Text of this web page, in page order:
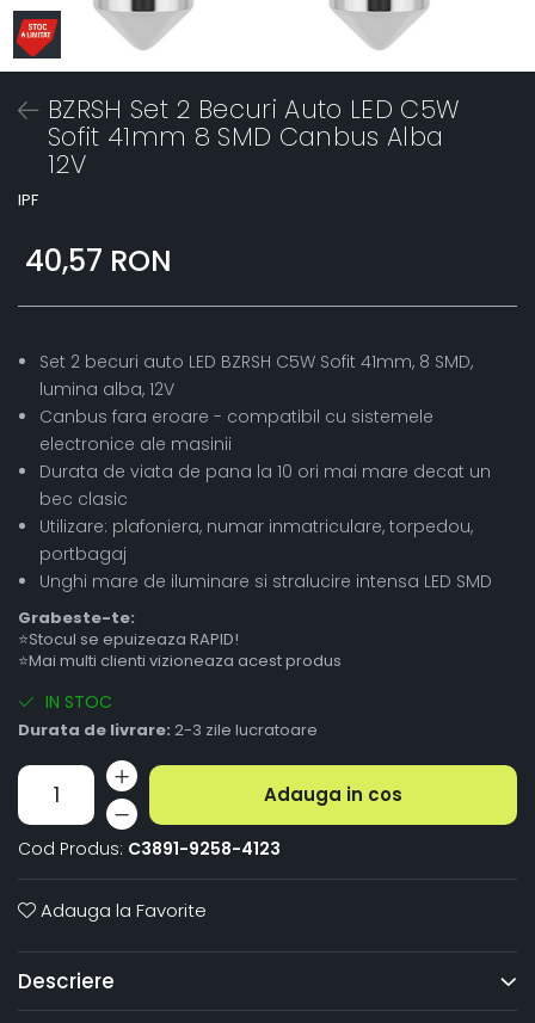
BZRSH Set 2 Becuri Auto LED C5W
Sofit 41mm 8 SMD Canbus Alba
12V
IPF
40,57 RON
Set 2 becuri auto LED BZRSH C5W Sofit 41mm, 8 SMD,
lumina alba, 12V
Canbus fara eroare - compatibil cu sistemele
electronice ale masinii
Durata de viata de pana la 10 ori mai mare decat un
bec clasic
Utilizare: plafoniera, numar inmatriculare, torpedou,
portbagaj
Unghi mare de iluminare si stralucire intensa LED SMD
Grabeste-te:
⭐Stocul se epuizeaza RAPID!
⭐Mai multi clienti vizioneaza acest produs
IN STOC
Durata de livrare: 2-3 zile lucratoare
Adauga in cos
Cod Produs: C3891-9258-4123
Adauga la Favorite
Descriere